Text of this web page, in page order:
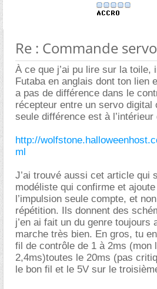
Re : Commande
À ce que j’ai pu lire sur la toile,
Futaba en anglais dont ton lien
a pas de différence dans le
récepteur entre un servo digital
seule différence est à l’intérieur
http://
ml
J’ai trouvé aussi cet article qui
modéliste qui confirme et
l’impulsion seule compte, et
répétition. Ils donnent des
j’en ai fait un du genre toujours
marche très bien. En gros, tu
fil de contrôle de 1 à 2ms (mon
2,4ms)toutes le 20ms (pas
le bon fil et le 5V sur le